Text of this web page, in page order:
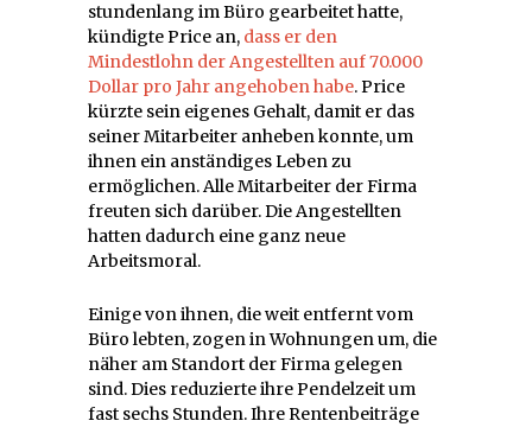
stundenlang im Büro gearbeitet hatte,
kündigte Price an, dass er den
Mindestlohn der Angestellten auf 70.000
Dollar pro Jahr angehoben habe. Price
kürzte sein eigenes Gehalt, damit er das
seiner Mitarbeiter anheben konnte, um
ihnen ein anständiges Leben zu
ermöglichen. Alle Mitarbeiter der Firma
freuten sich darüber. Die Angestellten
hatten dadurch eine ganz neue
Arbeitsmoral.
Einige von ihnen, die weit entfernt vom
Büro lebten, zogen in Wohnungen um, die
näher am Standort der Firma gelegen
sind. Dies reduzierte ihre Pendelzeit um
fast sechs Stunden. Ihre Rentenbeiträge